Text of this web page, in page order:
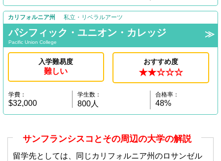
カリフォルニア州 私立・リベラルアーツ
パシフィック・ユニオン・カレッジ
Pacific Union College
入学難易度
難しい
おすすめ度
★★☆☆☆
学費：
$32,000
学生数：
800人
合格率：
48%
サンフランシスコとその周辺の大学の解説
留学先としては、同じカリフォルニア州のロサンゼル